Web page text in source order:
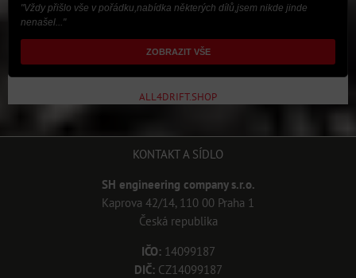
"Vždy přišlo vše v pořádku,nabídka některých dílů,jsem nikde jinde
nenašel..."
ZOBRAZIT VŠE
ALL4DRIFT.SHOP
KONTAKT A SÍDLO
SH engineering company s.r.o.
Kaprova 42/14, 110 00 Praha 1
Česká republika
IČO:14099187
DIČ:CZ14099187